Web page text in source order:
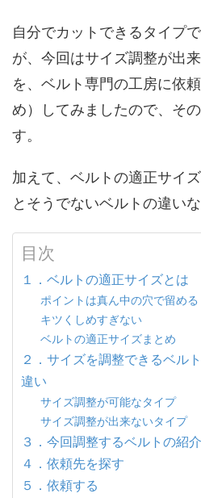
自分でカットできるタイプ
が、今回はサイズ調整が出
を、ベルト専門の工房に依
め）してみましたので、そ
す。
加えて、ベルトの適正サイ
とそうでないベルトの違い
目次
１．ベルトの適正サイズとは
ポイントは真ん中の穴で留める
キツくしめすぎない
ベルトの適正サイズまとめ
２．サイズを調整できるベル
違い
サイズ調整が可能なタイプ
サイズ調整が出来ないタイプ
３．今回調整するベルトの紹介
４．依頼先を探す
５．依頼する